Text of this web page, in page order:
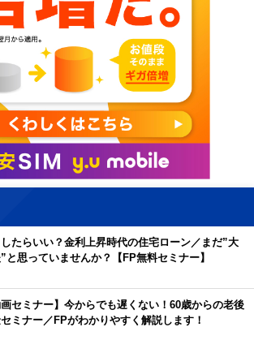
したらいい？金利上昇時代の住宅ローン／まだ”大
と思っていませんか？【FP無料セミナー】
画セミナー】今からでも遅くない！60歳からの老後
ミナー／FPがわかりやすく解説します！